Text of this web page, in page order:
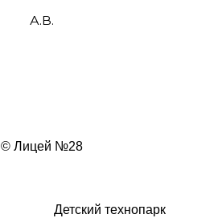
А.В.
© Лицей №28
Детский технопарк